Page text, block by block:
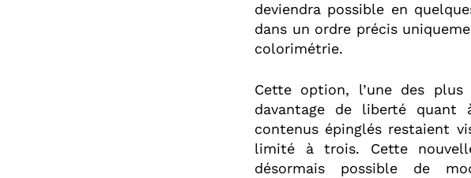
deviendra possible en
dans un ordre précis
colorimétrie.
Cette option, l’une des
davantage de liberté quant
contenus épinglés restaient
limité à trois. Cette
désormais possible de